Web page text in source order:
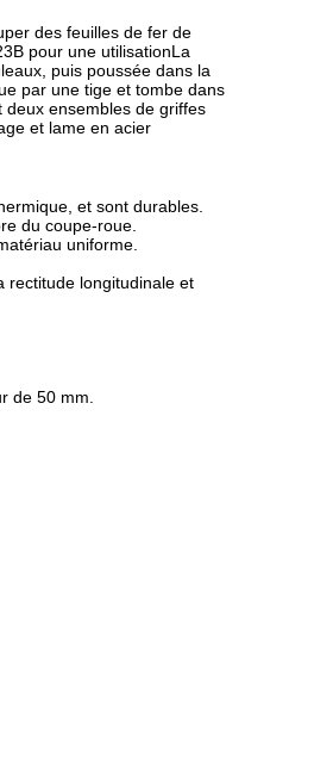
des feuilles de fer de
pour une utilisationLa
puis poussée dans la
par une tige et tombe dans
ensembles de griffes
et lame en acier
et sont durables.
du coupe-roue.
uniforme.
rectitude longitudinale et
de 50 mm.